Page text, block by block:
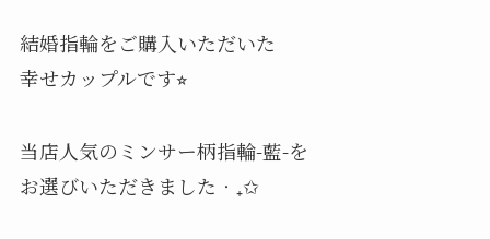
結婚指輪をご購入いただいた
幸せカップルです⭐︎
当店人気のミンサー柄指輪-藍-を
お選びいただきました‧₊✩